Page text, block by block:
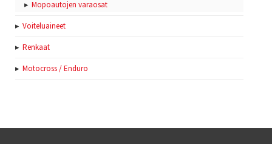
Mopoautojen varaosat
Voiteluaineet
Renkaat
Motocross / Enduro